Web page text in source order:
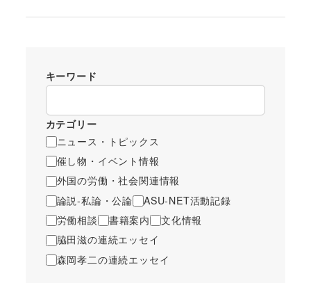
キーワード
カテゴリー
ニュース・トピックス
催し物・イベント情報
外国の労働・社会関連情報
論説-私論・公論
ASU-NET活動記録
労働相談
書籍案内
文化情報
脇田滋の連続エッセイ
森岡孝二の連続エッセイ